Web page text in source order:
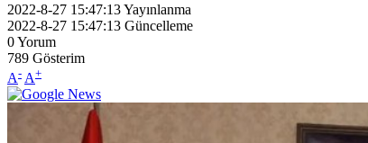
2022-8-27 15:47:13Yayınlanma
2022-8-27 15:47:13 Güncelleme
0Yorum
789 Gösterim
A- A+